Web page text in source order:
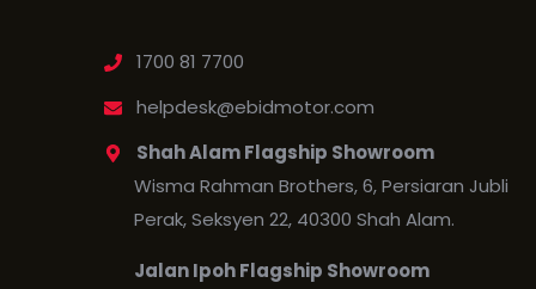
1700 81 7700
helpdesk@ebidmotor.com
Shah Alam Flagship Showroom
Wisma Rahman Brothers, 6, Persiaran Jubli
Perak, Seksyen 22, 40300 Shah Alam.
Jalan Ipoh Flagship Showroom